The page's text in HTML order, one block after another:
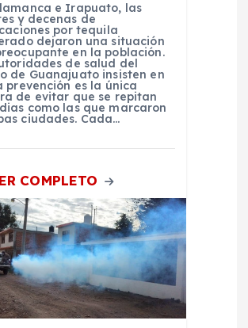
e Irapuato, las
y decenas de
por tequila
dejaron una situación
en la población.
de salud del
de Guanajuato insisten en
prevención es la única
de evitar que se repitan
como las que marcaron
ciudades. Cada…
COMPLETO